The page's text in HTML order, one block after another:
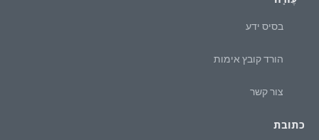
בסיס ידע
הורד קובץ אימות
צור קשר
כתובת